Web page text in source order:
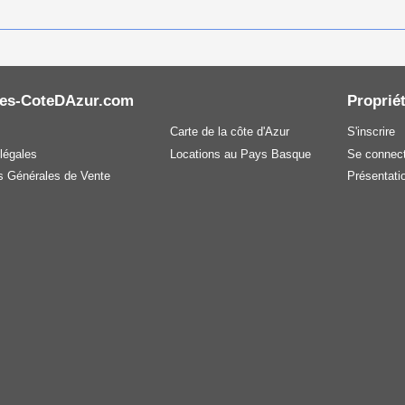
CoteDAzur.com
Générales de Vente
Carte de la côte d'Azur
Locations au Pays Basque
S'inscrire
Se